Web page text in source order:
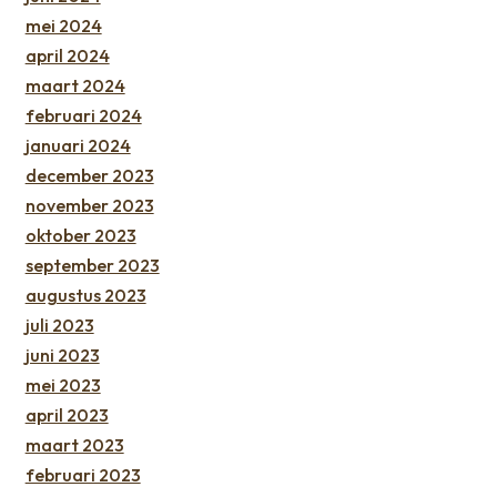
mei 2024
april 2024
maart 2024
februari 2024
januari 2024
december 2023
november 2023
oktober 2023
september 2023
augustus 2023
juli 2023
juni 2023
mei 2023
april 2023
maart 2023
februari 2023